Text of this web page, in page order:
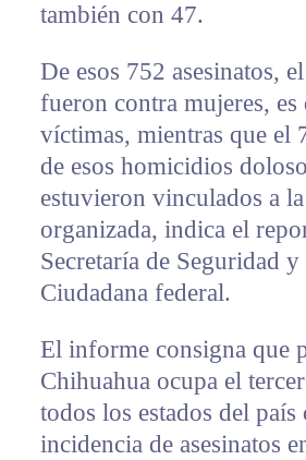
también con 47.
De esos 752 asesinatos,
fueron contra mujeres, es
víctimas, mientras que el
de esos homicidios
estuvieron vinculados a
organizada, indica el
Secretaría de Seguridad
Ciudadana federal.
El informe consigna que
Chihuahua ocupa el
todos los estados del
incidencia de asesinatos